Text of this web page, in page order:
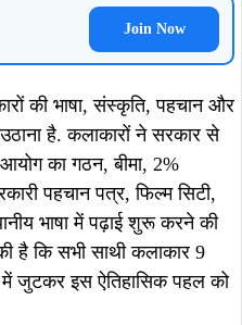
Join Now
की भाषा, संस्कृति, पहचान और
है. कलाकारों ने सरकार से
का गठन, बीमा, 2%
पहचान पत्र, फिल्म सिटी,
भाषा में पढ़ाई शुरू करने की
है कि सभी साथी कलाकार 9
जुटकर इस ऐतिहासिक पहल को